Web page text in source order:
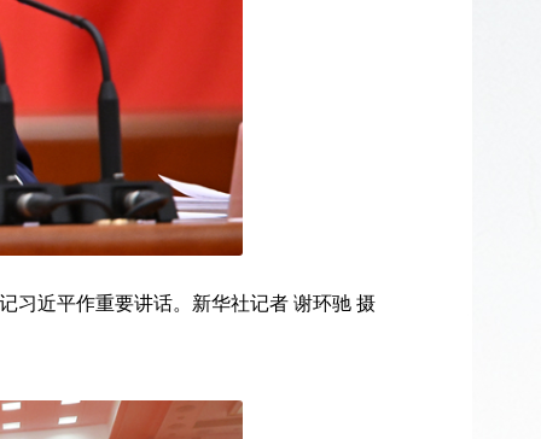
习近平作重要讲话。新华社记者 谢环驰 摄